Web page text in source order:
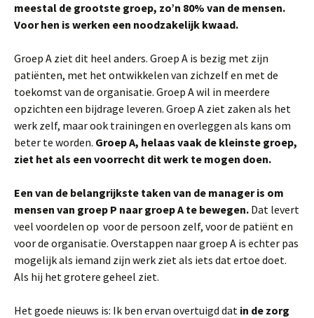
meestal de grootste groep, zo’n 80% van de mensen.
Voor hen is werken een noodzakelijk kwaad.
Groep A ziet dit heel anders. Groep A is bezig met zijn
patiënten, met het ontwikkelen van zichzelf en met de
toekomst van de organisatie. Groep A wil in meerdere
opzichten een bijdrage leveren. Groep A ziet zaken als het
werk zelf, maar ook trainingen en overleggen als kans om
beter te worden. Groep A, helaas vaak de kleinste groep,
ziet het als een voorrecht dit werk te mogen doen.
Een van de belangrijkste taken van de manager is om
mensen van groep P naar groep A te bewegen. Dat levert
veel voordelen op voor de persoon zelf, voor de patiënt en
voor de organisatie. Overstappen naar groep A is echter pas
mogelijk als iemand zijn werk ziet als iets dat ertoe doet.
Als hij het grotere geheel ziet.
Het goede nieuws is: Ik ben ervan overtuigd dat in de zorg